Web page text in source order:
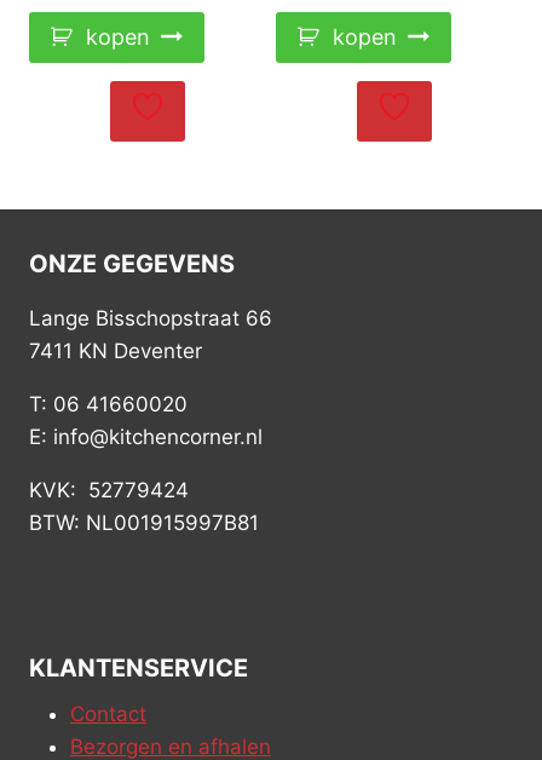
kopen kopen
ONZE GEGEVENS
Lange Bisschopstraat 66
7411 KN Deventer
T: 06 41660020
E: info@kitchencorner.nl
KVK: 52779424
BTW: NL001915997B81
KLANTENSERVICE
Contact
Bezorgen en afhalen